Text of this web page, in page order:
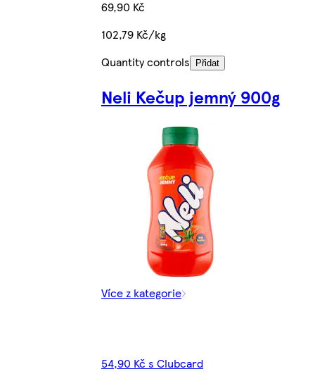
69,90 Kč
102,79 Kč/kg
Quantity controls
Přidat
Neli Kečup jemný 900g
Více z kategorie
54,90 Kč s Clubcard